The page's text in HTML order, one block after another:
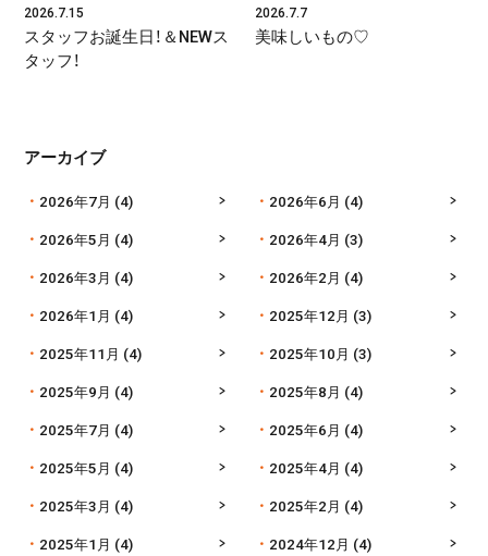
2026.7.15
スタッフお誕生日！＆NEWス
タッフ！
2026.7.7
美味しいもの♡
アーカイブ
2026年7月 (4) 2026年6月 (4)
2026年5月 (4) 2026年4月 (3)
2026年3月 (4) 2026年2月 (4)
2026年1月 (4) 2025年12月 (3)
2025年11月 (4) 2025年10月 (3)
2025年9月 (4) 2025年8月 (4)
2025年7月 (4) 2025年6月 (4)
2025年5月 (4) 2025年4月 (4)
2025年3月 (4) 2025年2月 (4)
2025年1月 (4) 2024年12月 (4)